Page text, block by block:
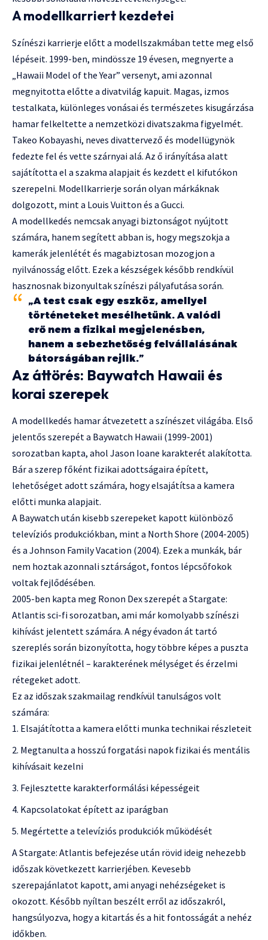
A modellkarriert kezdetei
Színészi karrierje előtt a modellszakmában tette meg első
lépéseit. 1999-ben, mindössze 19 évesen, megnyerte a
„Hawaii Model of the Year” versenyt, ami azonnal
megnyitotta előtte a divatvilág kapuit. Magas, izmos
testalkata, különleges vonásai és természetes kisugárzása
hamar felkeltette a nemzetközi divatszakma figyelmét.
Takeo Kobayashi, neves divattervező és modellügynök
fedezte fel és vette szárnyai alá. Az ő irányítása alatt
sajátította el a szakma alapjait és kezdett el kifutókon
szerepelni. Modellkarrierje során olyan márkáknak
dolgozott, mint a Louis Vuitton és a Gucci.
A modellkedés nemcsak anyagi biztonságot nyújtott
számára, hanem segített abban is, hogy megszokja a
kamerák jelenlétét és magabiztosan mozogjon a
nyilvánosság előtt. Ezek a készségek később rendkívül
hasznosnak bizonyultak színészi pályafutása során.
„A test csak egy eszköz, amellyel
történeteket mesélhetünk. A valódi
erő nem a fizikai megjelenésben,
hanem a sebezhetőség felvállalásának
bátorságában rejlik.”
Az áttörés: Baywatch Hawaii és
korai szerepek
A modellkedés hamar átvezetett a színészet világába. Első
jelentős szerepét a Baywatch Hawaii (1999-2001)
sorozatban kapta, ahol Jason Ioane karakterét alakította.
Bár a szerep főként fizikai adottságaira épített,
lehetőséget adott számára, hogy elsajátítsa a kamera
előtti munka alapjait.
A Baywatch után kisebb szerepeket kapott különböző
televíziós produkciókban, mint a North Shore (2004-2005)
és a Johnson Family Vacation (2004). Ezek a munkák, bár
nem hoztak azonnali sztárságot, fontos lépcsőfokok
voltak fejlődésében.
2005-ben kapta meg Ronon Dex szerepét a Stargate:
Atlantis sci-fi sorozatban, ami már komolyabb színészi
kihívást jelentett számára. A négy évadon át tartó
szereplés során bizonyította, hogy többre képes a puszta
fizikai jelenlétnél – karakterének mélységet és érzelmi
rétegeket adott.
Ez az időszak szakmailag rendkívül tanulságos volt
számára:
Elsajátította a kamera előtti munka technikai részleteit
Megtanulta a hosszú forgatási napok fizikai és mentális
kihívásait kezelni
Fejlesztette karakterformálási képességeit
Kapcsolatokat épített az iparágban
Megértette a televíziós produkciók működését
A Stargate: Atlantis befejezése után rövid ideig nehezebb
időszak következett karrierjében. Kevesebb
szerepajánlatot kapott, ami anyagi nehézségeket is
okozott. Később nyíltan beszélt erről az időszakról,
hangsúlyozva, hogy a kitartás és a hit fontosságát a nehéz
időkben.